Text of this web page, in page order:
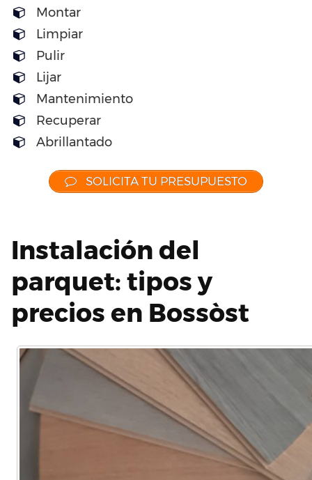
Montar
Limpiar
Pulir
Lijar
Mantenimiento
Recuperar
Abrillantado
SOLICITA TU PRESUPUESTO
Instalación del
parquet: tipos y
precios en Bossòst